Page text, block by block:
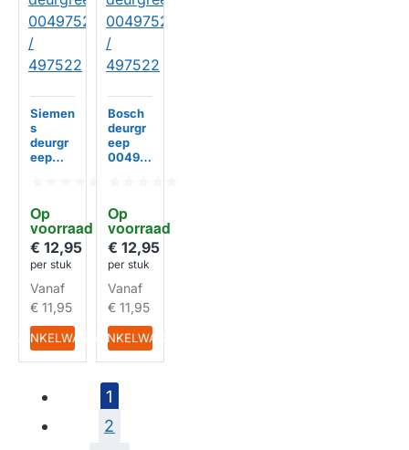
Op
voorraad
Siemen
s
deurgr
eep
€ 12,95
per stuk
Vanaf
€ 11,95
IN WINKELWAGEN
Op
voorraad
Bosch
deurgr
eep
00497
€ 12,95
per stuk
Vanaf
€ 11,95
IN WINKELWAGEN
1
2